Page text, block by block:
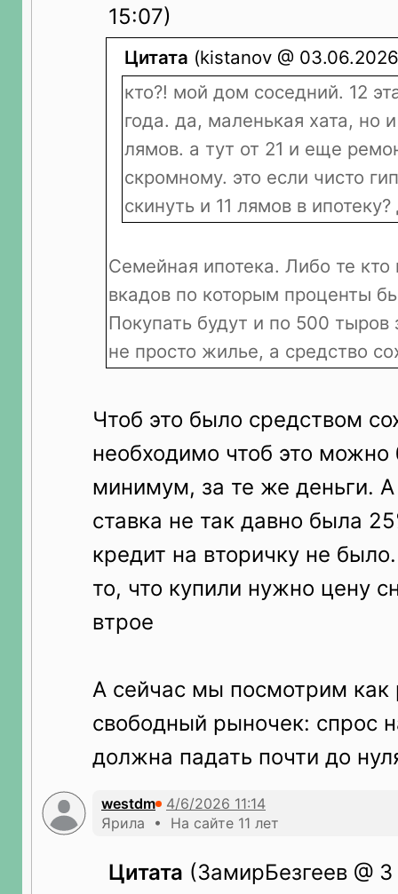
15:07)
Цитата (kistanov @
кто?! мой дом соседний. 12
года. да, маленькая хата, но
лямов. а тут от 21 и еще
скромному. это если чисто
скинуть и 11 лямов в
Семейная ипотека. Либо те кто
вкадов по которым проценты
Покупать будут и по 500 тыров
не просто жилье, а средство
Чтоб это было средством
необходимо чтоб это можно
минимум, за те же деньги. А
ставка не так давно была
кредит на вторичку не
то, что купили нужно цену
втрое
А сейчас мы посмотрим как
свободный рыночек: спрос
должна падать почти до
westdm
Ярила • На сайте 11 лет
Цитата (ЗамирБезгеев @